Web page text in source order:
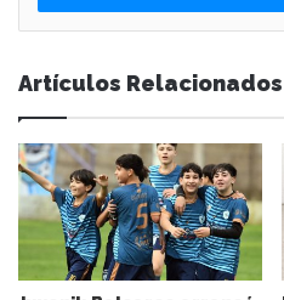
e
s
u
d
i
r
e
c
Artículos Relacionados